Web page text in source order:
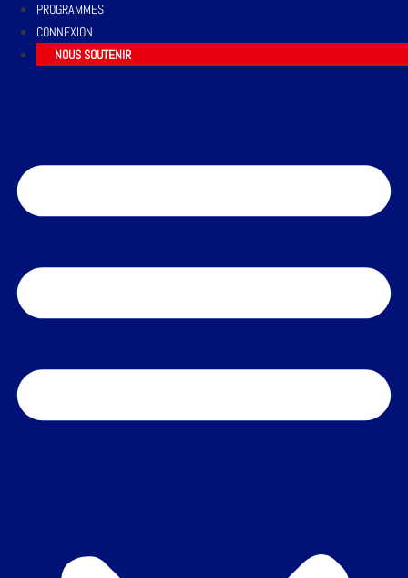
PROGRAMMES
CONNEXION
NOUS SOUTENIR